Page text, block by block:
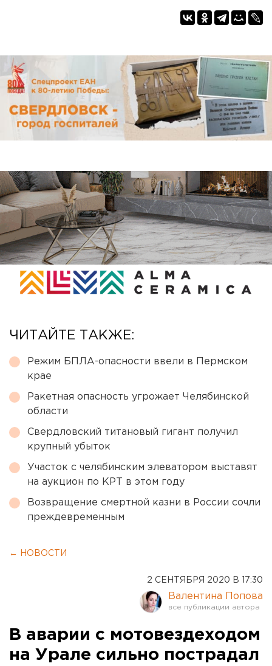
ЧИТАЙТЕ ТАКЖЕ:
Режим БПЛА-опасности ввели в Пермском
крае
Ракетная опасность угрожает Челябинской
области
Свердловский титановый гигант получил
крупный убыток
Участок с челябинским элеватором выставят
на аукцион по КРТ в этом году
Возвращение смертной казни в России сочли
преждевременным
← НОВОСТИ
2 СЕНТЯБРЯ 2020 В 17:30
Валентина Попова
В аварии с мотовездеходом
на Урале сильно пострадал